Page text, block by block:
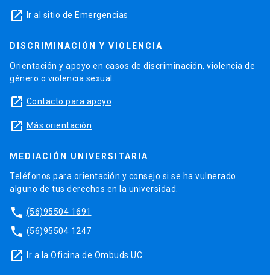
launch Ir al sitio de Emergencias
DISCRIMINACIÓN Y VIOLENCIA
Orientación y apoyo en casos de discriminación, violencia de
género o violencia sexual.
launch Contacto para apoyo
launch Más orientación
MEDIACIÓN UNIVERSITARIA
Teléfonos para orientación y consejo si se ha vulnerado
alguno de tus derechos en la universidad.
phone (56)95504 1691
phone (56)95504 1247
launch Ir a la Oficina de Ombuds UC